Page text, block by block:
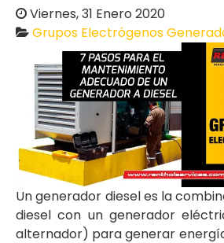
Viernes, 31 Enero 2020
Grupos Electrógenos
Un generador diesel es la
diesel con un generador
alternador) para generar